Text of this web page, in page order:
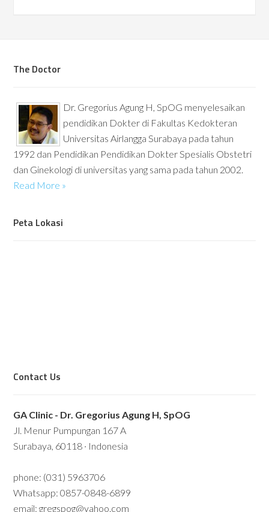
The Doctor
Dr. Gregorius Agung H, SpOG menyelesaikan
pendidikan Dokter di Fakultas Kedokteran
Universitas Airlangga Surabaya pada tahun
1992 dan Pendidikan Pendidikan Dokter Spesialis Obstetri
dan Ginekologi di universitas yang sama pada tahun 2002.
Read More »
Peta Lokasi
Contact Us
GA Clinic - Dr. Gregorius Agung H, SpOG
Jl. Menur Pumpungan 167 A
Surabaya, 60118 · Indonesia
phone: (031) 5963706
Whatsapp: 0857-0848-6899
email: gregspog@yahoo.com